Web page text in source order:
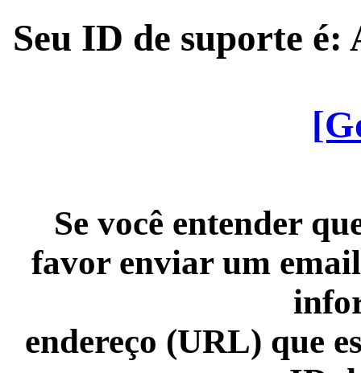
Seu ID de suporte é:
Se você entender
favor enviar um
endereço (URL) que